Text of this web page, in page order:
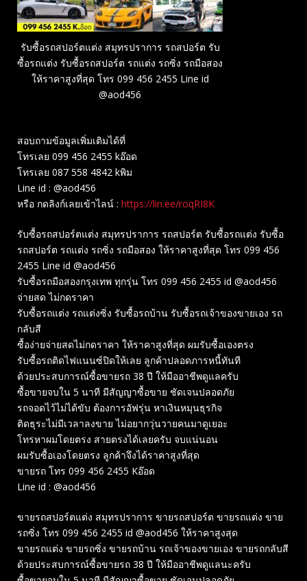
รับซื้อรถสปอร์ตแต่ง สมุทรปราการ รถสปอร์ต รับ
ซื้อรถแต่ง รับซื้อรถสปอร์ต รถแต่ง รถซิ่ง รถมือสอง
ให้ราคาสูงที่สุด โทร 099 456 2455 Line id
@aod456
สอบถามข้อมูลเพิ่มเติมได้ที่
โทรเลย 099 456 2455 kอ๊อด
โทรเลย 087 558 4842 kพิม
Line id : @aod456
หรือ กดลิงก์เลยเข้าไลน์ : https://lin.ee/roqRI8K
รับซื้อรถสปอร์ตแต่ง สมุทรปราการ รถสปอร์ต รับซื้อรถแต่ง รับซื้อ
รถสปอร์ต รถแต่ง รถซิ่ง รถมือสอง ให้ราคาสูงที่สุด โทร 099 456
2455 Line id @aod456
รับซื้อรถมือสองกรุงเทพ ทุกรุ่น โทร 099 456 2455 id @aod456
จ่ายสด ไม่กดราคา
รับซื้อรถแต่ง รถแต่งซิ่ง รับซื้อรถบ้าน รับซื้อรถเจ้าของขายเอง รถ
กลับสี
ซื้อง่ายจ่ายสดไม่กดราคา ให้ราคาสูงที่สุด ผมรับซื้อเองตรง
รับซื้อรถติดไฟแนนซ์ปิดให้เลย ลูกค้าปลอดภารหนี้ทันที
ด้วยประสบการณ์ซื้อขายรถ 38 ปี ให้มืออาชีพดูแลครับ
ซื้อขายจบใน 5 นาที มีสัญญาซื้อขาย ชัดเจนปลอดภัย
รถจอดไว้ไม่ได้ขับ ต้องการอัฟรุ่น หาเงินหมุนธุรกิจ
ติดธุระไม่มีเวลาลงขาย ไม่อยากวุ่นวายคนมาดูเยอะ
โทรหาผมโดยตรง สายตรงได้เลยครับ จบแน่นอน
ผมรับซื้อเองโดยตรง ลูกค้าจึงได้ราคาสูงที่สุด
ขายรถ โทร 099 456 2455 Kอ๊อด
Line id : @aod456
ขายรถสปอร์ตแต่ง สมุทรปราการ ขายรถสปอร์ต ขายรถแต่ง ขาย
รถซิ่ง โทร 099 456 2455 id @aod456 ให้ราคาสูงสุด
ขายรถแต่ง ขายรถซิ่ง ขายรถบ้าน รถเจ้าของขายเอง ขายรถกลับสี
ด้วยประสบการณ์ซื้อขายรถ 38 ปี ให้มืออาชีพดูแลนะครับ